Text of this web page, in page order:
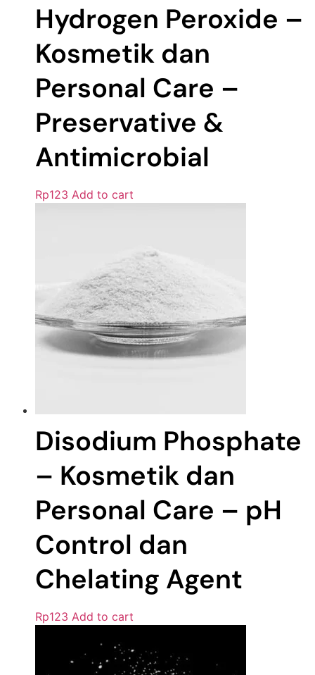
Hydrogen Peroxide –
Kosmetik dan
Personal Care –
Preservative &
Antimicrobial
Rp123 Add to cart
Disodium Phosphate
– Kosmetik dan
Personal Care – pH
Control dan
Chelating Agent
Rp123 Add to cart